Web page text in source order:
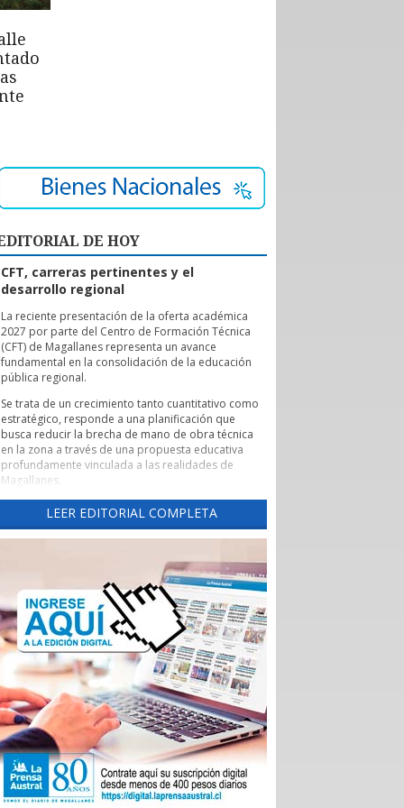
DE HOY
CFT, carreras pertinentes y el
desarrollo regional
La reciente presentación de la oferta académica
2027 por parte del Centro de Formación Técnica
(CFT) de Magallanes representa un avance
fundamental en la consolidación de la educación
pública regional.
Se trata de un crecimiento tanto cuantitativo como
estratégico, responde a una planificación que
busca reducir la brecha de mano de obra técnica
en la zona a través de una propuesta educativa
profundamente vinculada a las realidades de
Magallanes.
Evaluación de pertinencia y conexión con el sector
productivo forman parte de uno de los pilares de
esta nueva etapa. Según lo explicado por la
necesidades reales de los sectores productivos y
de servicios de la región, asegurando que los
egresados cuenten con una inserción laboral
efectiva y que la formación no derive en una
saturación del mercado, sino en una respuesta a
demandas insatisfechas. Carreras como
Instrumentación y Control de Procesos Industriales
y Logística con mención en Operaciones
Portuarias, que se impartirán tanto en la capital
regional como en Puerto Natales, son ejemplos
claros de formación técnica orientada a los
desafíos productivos actuales.
También cabe destacar la expansión territorial,
con las nuevas sedes en Punta Arenas y Puerto
Natales.
LEER EDITORIAL COMPLETA